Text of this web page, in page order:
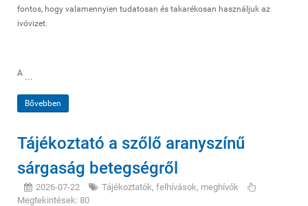
fontos, hogy valamennyien tudatosan és takarékosan használjuk az
ivóvizet.
A ...
Bővebben
Tájékoztató a szőlő aranyszínű
sárgaság betegségről
2026-07-22
Tájékoztatók, felhívások, meghívók
Megtekintések: 80